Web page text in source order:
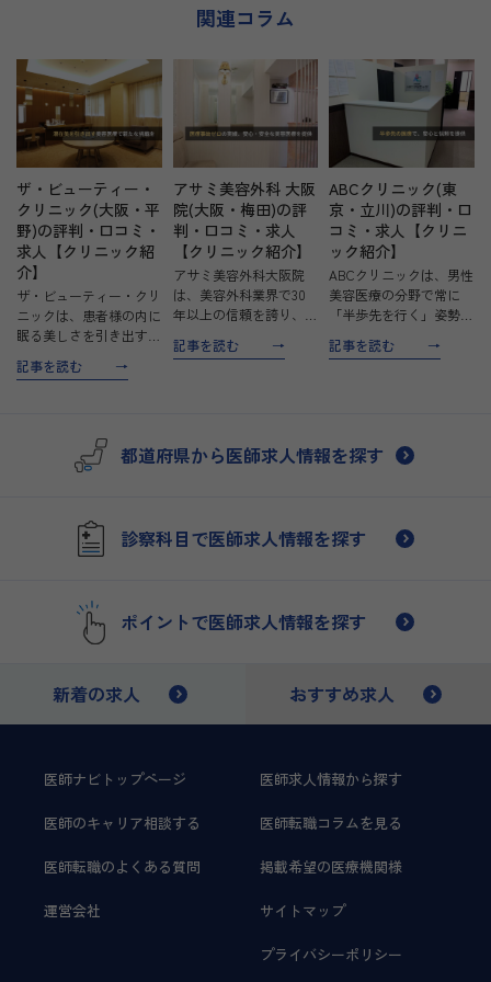
関連コラム
ザ・ビューティー・
クリニック(大阪・平
野)の評判・口コミ・
求人【クリニック紹
介】
ザ・ビューティー・クリ
ニックは、患者様の内に
眠る美しさを引き出すこ
ニックです。シミ・シ
療メニューを通じて一人
記事を読む
アサミ美容外科 大阪
院(大阪・梅田)の評
判・口コミ・求人
【クリニック紹介】
アサミ美容外科大阪院
は、美容外科業界で30
年以上の信頼を誇り、安
スタッフが働きやすい環
ご提供…
記事を読む
ABCクリニック(東
京・立川)の評判・口
コミ・求人【クリニ
ック紹介】
ABCクリニックは、男性
美容医療の分野で常に
「半歩先を行く」姿勢を
供するクリニックです。
多…
記事を読む
都道府県から医師求人情報を探す
診察科目で医師求人情報を探す
ポイントで医師求人情報を探す
新着の求人 おすすめ求人
医師ナビトップページ 医師求人情報から探す
医師のキャリア相談する 医師転職コラムを見る
医師転職のよくある質問 掲載希望の医療機関様
運営会社 サイトマップ
プライバシーポリシー